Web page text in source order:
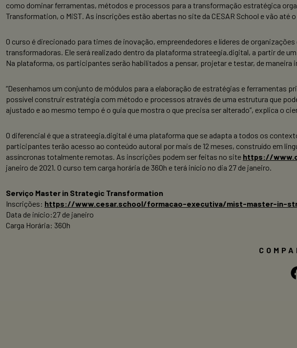
como dominar ferramentas, métodos e processos para a transformação estratégica
Transformation, o MiST. As inscrições estão abertas no site da CESAR School e vão até
O curso é direcionado para times de inovação, empreendedores e líderes de
transformadoras. Ele será realizado dentro da plataforma strateegia.digital, a partir de
Na plataforma, os participantes serão habilitados a pensar, projetar e testar, de
“Desenhamos um conjunto de módulos para a elaboração de estratégias e ferramentas
possível construir estratégia com método e processos através de uma estrutura que
ajustado e ao mesmo tempo é o guia que mostra o que precisa ser alterado”, explica o
O diferencial é que a strateegia.digital é uma plataforma que se adapta a todos os
participantes terão acesso ao conteúdo autoral por mais de 12 meses, construído em
assíncronas totalmente remotas. As inscrições podem ser feitas no site https://
janeiro de 2021. O curso tem carga horária de 360h e terá início no dia 27 de janeiro.
Serviço Master in Strategic Transformation
Inscrições: https://www.cesar.school/formacao-executiva/mist-master-in-
Data de início:27 de janeiro
Carga Horária: 360h